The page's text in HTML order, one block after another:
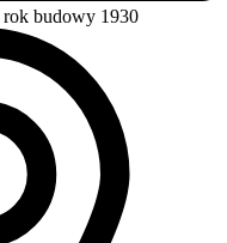
rok budowy 1930